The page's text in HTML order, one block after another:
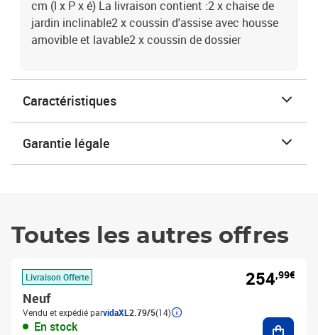
cm (l x P x é) La livraison contient :2 x chaise de
jardin inclinable2 x coussin d'assise avec housse
amovible et lavable2 x coussin de dossier
Caractéristiques
Garantie légale
Toutes les autres offres
Livraison Offerte
Neuf
Vendu et expédié parvidaXL 2.79/5(14)
En stock
254,99€